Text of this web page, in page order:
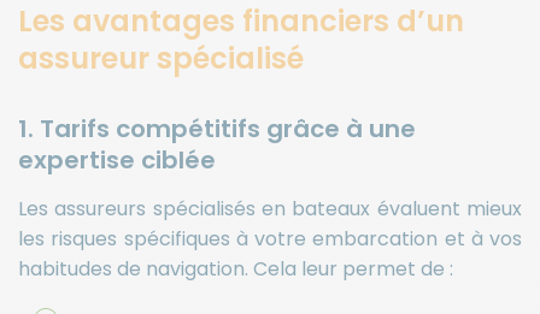
Les avantages financiers d’un
assureur spécialisé
1. Tarifs compétitifs grâce à une
expertise ciblée
Les assureurs spécialisés en bateaux évaluent mieux
les risques spécifiques à votre embarcation et à vos
habitudes de navigation. Cela leur permet de :